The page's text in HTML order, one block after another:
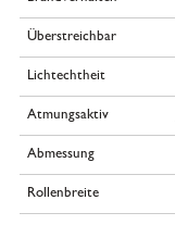
Überstreichbar
Lichtechtheit
Atmungsaktiv
Abmessung
Rollenbreite